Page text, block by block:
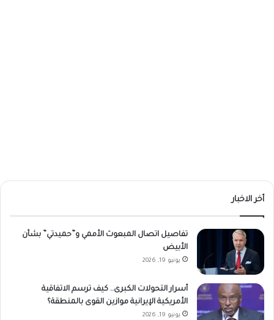
أخر الاخبار
تفاصيل اتصال المبعوث الأممي و”حميدتي” بشأن
الأبيض
يونيو 19, 2026
أسرار التحولات الكبرى.. كيف ترسم الاتفاقية
الأمريكية الإيرانية موازين القوى بالمنطقة؟
يونيو 19, 2026